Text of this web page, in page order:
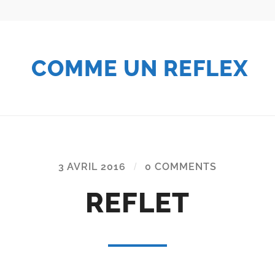
COMME UN REFLEX
3 AVRIL 2016 / 0 COMMENTS
REFLET